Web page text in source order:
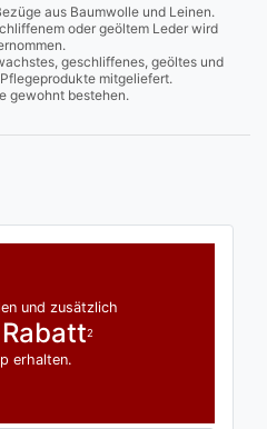
aus Baumwolle und Leinen.
oder geöltem Leder wird
geschliffenes, geöltes und
mitgeliefert.
gewohnt bestehen.
und zusätzlich
2
erhalten.